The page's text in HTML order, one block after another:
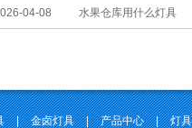
04-08
水果仓库用什么灯具
| 金卤灯具 | 产品中心 | 灯